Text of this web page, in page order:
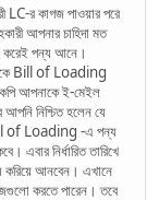
LC-র কাগজ পাওয়ার পরে
আপনার চাহিদা মত
করেই পন্য আনে।
Bill of Loading
আপনাকে ই-মেইল
নিশ্চিত হলেন যে
of Loading -এ পন্য
এবার নির্ধারিত তারিখে
করিয়ে আনবেন। এখানে
করতে পারেন। তবে